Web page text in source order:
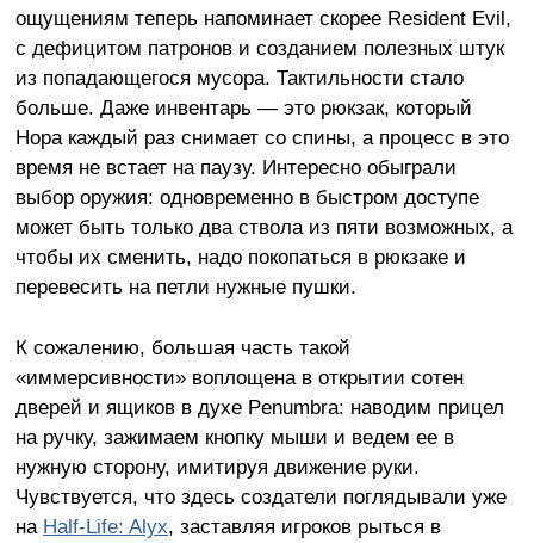
ощущениям теперь напоминает скорее Resident Evil,
с дефицитом патронов и созданием полезных штук
из попадающегося мусора. Тактильности стало
больше. Даже инвентарь — это рюкзак, который
Нора каждый раз снимает со спины, а процесс в это
время не встает на паузу. Интересно обыграли
выбор оружия: одновременно в быстром доступе
может быть только два ствола из пяти возможных, а
чтобы их сменить, надо покопаться в рюкзаке и
перевесить на петли нужные пушки.
К сожалению, большая часть такой
«иммерсивности» воплощена в открытии сотен
дверей и ящиков в духе Penumbra: наводим прицел
на ручку, зажимаем кнопку мыши и ведем ее в
нужную сторону, имитируя движение руки.
Чувствуется, что здесь создатели поглядывали уже
на Half-Life: Alyx, заставляя игроков рыться в